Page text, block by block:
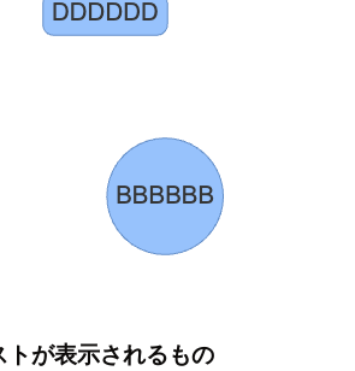
トが表示されるもの